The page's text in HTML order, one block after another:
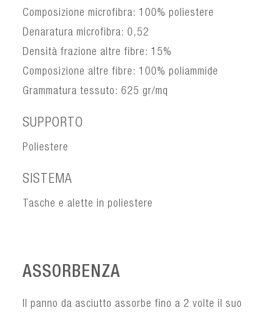
Composizione microfibra: 100% poliestere
Denaratura microfibra: 0,52
Densità frazione altre fibre: 15%
Composizione altre fibre: 100% poliammide
Grammatura tessuto: 625 gr/mq
SUPPORTO
Poliestere
SISTEMA
Tasche e alette in poliestere
ASSORBENZA
Il panno da asciutto assorbe fino a 2 volte il suo